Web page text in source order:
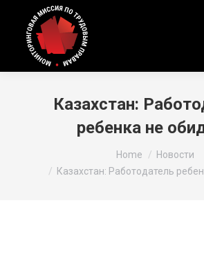
Казахстан:
ребенка не
Home
Новости
Казахстан: Работодатель